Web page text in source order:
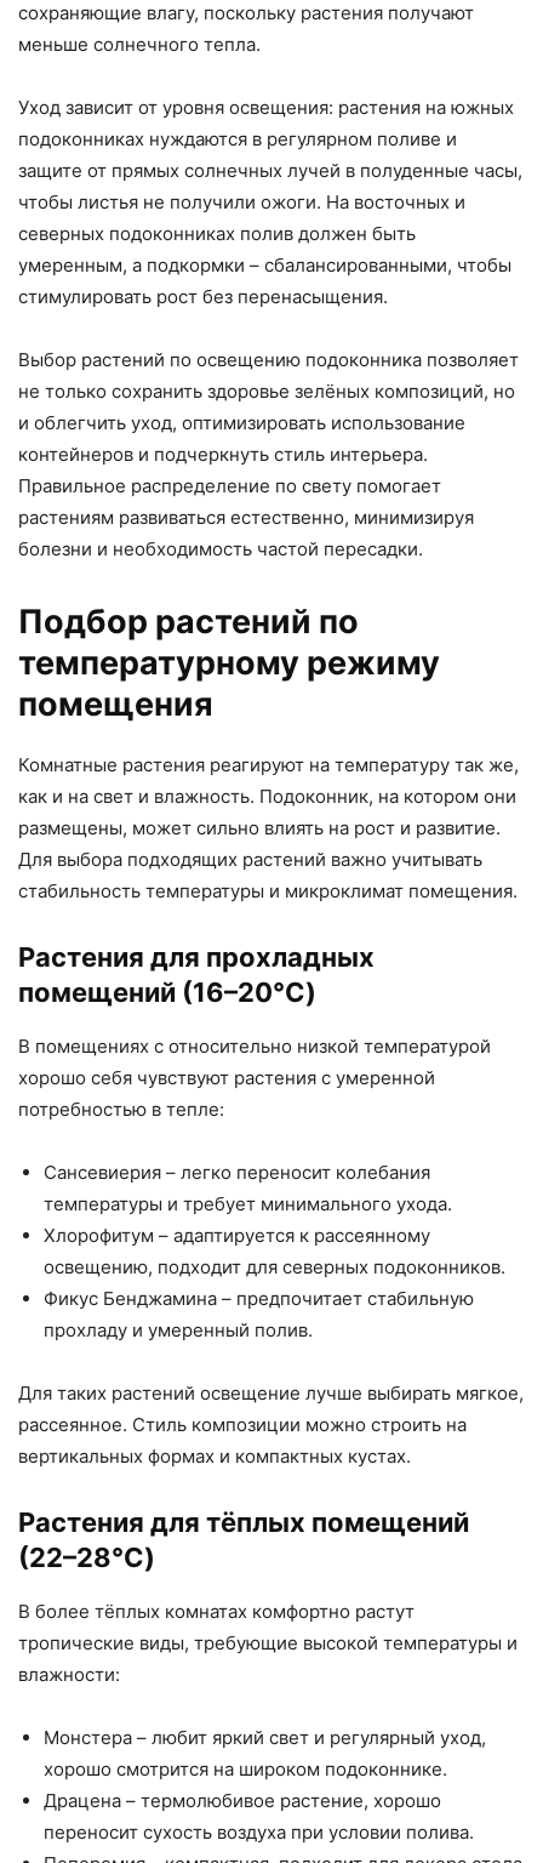
сохраняющие влагу, поскольку растения получают
меньше солнечного тепла.
Уход зависит от уровня освещения: растения на южных
подоконниках нуждаются в регулярном поливе и
защите от прямых солнечных лучей в полуденные часы,
чтобы листья не получили ожоги. На восточных и
северных подоконниках полив должен быть
умеренным, а подкормки – сбалансированными, чтобы
стимулировать рост без перенасыщения.
Выбор растений по освещению подоконника позволяет
не только сохранить здоровье зелёных композиций, но
и облегчить уход, оптимизировать использование
контейнеров и подчеркнуть стиль интерьера.
Правильное распределение по свету помогает
растениям развиваться естественно, минимизируя
болезни и необходимость частой пересадки.
Подбор растений по
температурному режиму
помещения
Комнатные растения реагируют на температуру так же,
как и на свет и влажность. Подоконник, на котором они
размещены, может сильно влиять на рост и развитие.
Для выбора подходящих растений важно учитывать
стабильность температуры и микроклимат помещения.
Растения для прохладных
помещений (16–20°C)
В помещениях с относительно низкой температурой
хорошо себя чувствуют растения с умеренной
потребностью в тепле:
Сансевиерия – легко переносит колебания
температуры и требует минимального ухода.
Хлорофитум – адаптируется к рассеянному
освещению, подходит для северных подоконников.
Фикус Бенджамина – предпочитает стабильную
прохладу и умеренный полив.
Для таких растений освещение лучше выбирать мягкое,
рассеянное. Стиль композиции можно строить на
вертикальных формах и компактных кустах.
Растения для тёплых помещений
(22–28°C)
В более тёплых комнатах комфортно растут
тропические виды, требующие высокой температуры и
влажности:
Монстера – любит яркий свет и регулярный уход,
хорошо смотрится на широком подоконнике.
Драцена – термолюбивое растение, хорошо
переносит сухость воздуха при условии полива.